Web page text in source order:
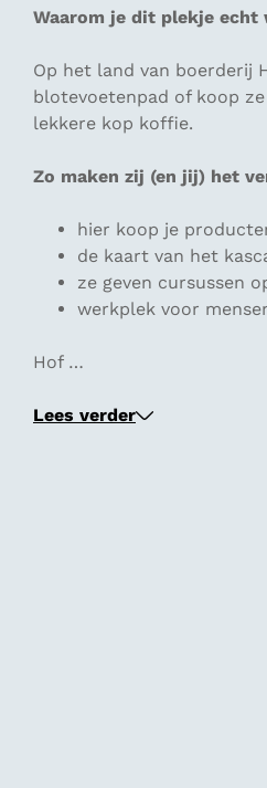
Waarom je dit plekje echt
Op het land van boerderij
blotevoetenpad of koop
lekkere kop koffie.
Zo maken zij (en jij) het
hier koop je
de kaart van het
ze geven cursussen
werkplek voor
Hof …
Lees verder